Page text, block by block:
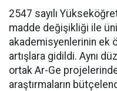
2547 sayılı
madde değişikliği ile
akademisyenlerinin ek
artışlara gidildi. Aynı
ortak Ar-Ge
araştırmaların